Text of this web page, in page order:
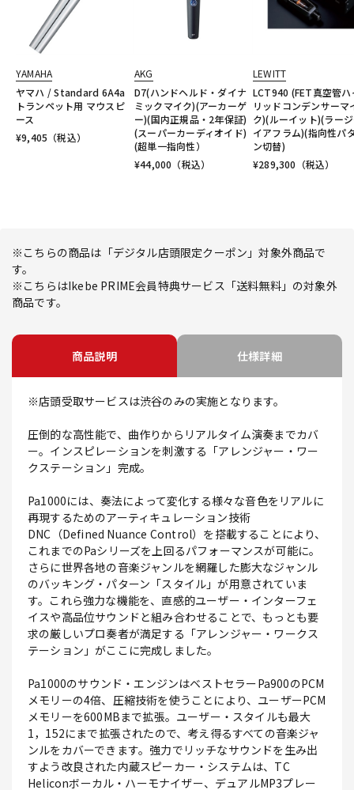
YAMAHA
ヤマハ / Standard 6A4a
トランペット用 マウスピ
ース
¥9,405 （税込）
AKG
D7(ハンドヘルド・ダイナ
ミックマイク)(アーカーゲ
ー)(国内正規品・2年保証)
(スーパーカーディオイド)
(超単一指向性）
¥44,000 （税込）
LEWITT
LCT940 (FET真空管ハ
リッドコンデンサーマ
ク)(ルーイット)(ラー
イアフラム)(指向性パ
ン切替)
¥289,300 （税込）
※こちらの商品は「デジタル店頭限定クーポン」対象外商品で
す。
※こちらはIkebe PRIME会員特典サービス「送料無料」の対象外
商品です。
商品説明 仕様詳細
※店頭受取サービスは渋谷のみの実施となります。
圧倒的な高性能で、曲作りからリアルタイム演奏までカバ
ー。インスピレーションを刺激する「アレンジャー・ワー
クステーション」完成。
Pa1000には、奏法によって変化する様々な音色をリアルに
再現するためのアーティキュレーション技術
DNC（Defined Nuance Control）を搭載することにより、
これまでのPaシリーズを上回るパフォーマンスが可能に。
さらに世界各地の音楽ジャンルを網羅した膨大なジャンル
のバッキング・パターン「スタイル」が用意されていま
す。これら強力な機能を、直感的ユーザー・インターフェ
イスや高品位サウンドと組み合わせることで、もっとも要
求の厳しいプロ奏者が満足する「アレンジャー・ワークス
テーション」がここに完成しました。
Pa1000のサウンド・エンジンはベストセラーPa900のPCM
メモリーの4倍、圧縮技術を使うことにより、ユーザーPCM
メモリーを600MBまで拡張。ユーザー・スタイルも最大
1，152にまで拡張されたので、考え得るすべての音楽ジャ
ンルをカバーできます。強力でリッチなサウンドを生み出
すよう改良された内蔵スピーカー・システムは、TC
Heliconボーカル・ハーモナイザー、デュアルMP3プレー